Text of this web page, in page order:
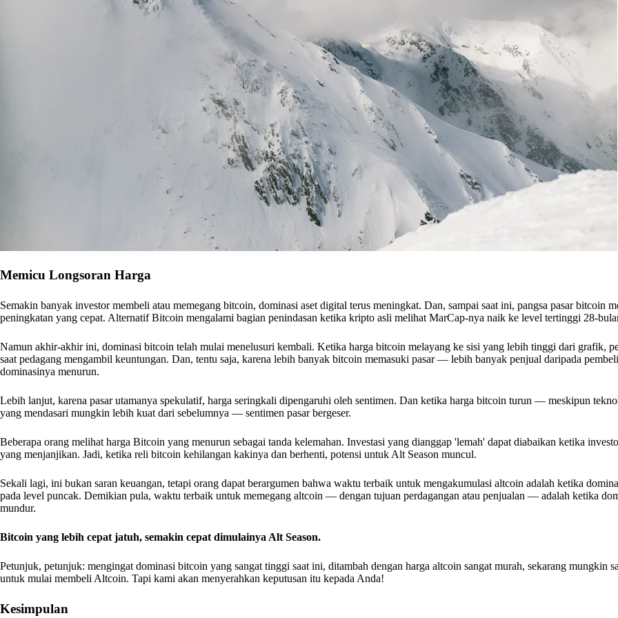
Memicu Longsoran Harga
Semakin banyak investor membeli atau memegang bitcoin, dominasi aset digital terus meningkat. Dan, sampai saat ini, pangsa pasar bitcoin
peningkatan yang cepat. Alternatif Bitcoin mengalami bagian penindasan ketika kripto asli melihat MarCap-nya naik ke level tertinggi 28-
Namun akhir-akhir ini, dominasi bitcoin telah mulai menelusuri kembali. Ketika harga bitcoin melayang ke sisi yang lebih tinggi dari grafik,
saat pedagang mengambil keuntungan. Dan, tentu saja, karena lebih banyak bitcoin memasuki pasar — lebih banyak penjual daripada
dominasinya menurun.
Lebih lanjut, karena pasar utamanya spekulatif, harga seringkali dipengaruhi oleh sentimen. Dan ketika harga bitcoin turun — meskipun
yang mendasari mungkin lebih kuat dari sebelumnya — sentimen pasar bergeser.
Beberapa orang melihat harga Bitcoin yang menurun sebagai tanda kelemahan. Investasi yang dianggap 'lemah' dapat diabaikan ketika
yang menjanjikan. Jadi, ketika reli bitcoin kehilangan kakinya dan berhenti, potensi untuk Alt Season muncul.
Sekali lagi, ini bukan saran keuangan, tetapi orang dapat berargumen bahwa waktu terbaik untuk mengakumulasi altcoin adalah ketika
pada level puncak. Demikian pula, waktu terbaik untuk memegang altcoin — dengan tujuan perdagangan atau penjualan — adalah ketika
mundur.
Bitcoin yang lebih cepat jatuh, semakin cepat dimulainya Alt Season.
Petunjuk, petunjuk: mengingat dominasi bitcoin yang sangat tinggi saat ini, ditambah dengan harga altcoin sangat murah, sekarang mungkin
untuk mulai membeli Altcoin. Tapi kami akan menyerahkan keputusan itu kepada Anda!
Kesimpulan